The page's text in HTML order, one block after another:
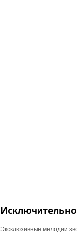
Эксклюзивные мелодии